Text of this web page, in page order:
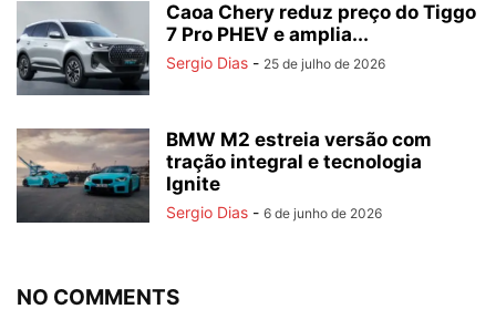
Caoa Chery reduz preço do Tiggo
7 Pro PHEV e amplia...
Sergio Dias - 25 de julho de 2026
BMW M2 estreia versão com
tração integral e tecnologia
Ignite
Sergio Dias - 6 de junho de 2026
NO COMMENTS